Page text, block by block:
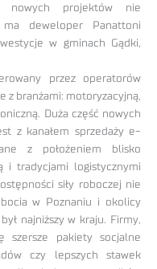
nowych projektów nie
ma deweloper Panattoni
w gminach Gądki,
przez operatorów
z branżami: motoryzacyjną,
Duża część nowych
z kanałem sprzedaży e-
z położeniem blisko
i tradycjami logistycznymi
siły roboczej nie
w Poznaniu i okolicy
najniższy w kraju. Firmy,
szersze pakiety socjalne
czy lepszych stawek